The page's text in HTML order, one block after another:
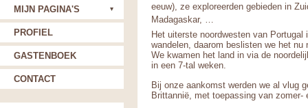
eeuw), ze exploreerden gebieden in
Madagaskar, …
Het uiterste noordwesten van
wandelen, daarom beslisten we het nu
We kwamen het land in via de
in een 7-tal weken.
Bij onze aankomst werden we al vlug
Brittannië, met toepassing van zomer-
MIJN PAGINA'S
PROFIEL
GASTENBOEK
CONTACT